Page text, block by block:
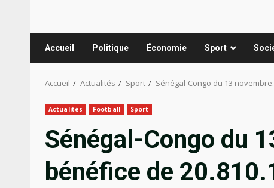
Accueil Politique Économie Sport
Accueil Actualités Sport Sénégal-Congo du 13
Actualités Football Sport
Sénégal-Congo du
bénéfice de